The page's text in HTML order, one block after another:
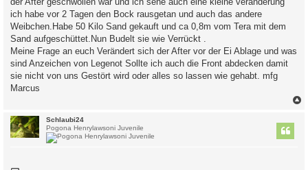
g
ich habe vor 2 Tagen den Bock rausgetan und auch das andere
Weibchen.Habe 50 Kilo Sand gekauft und ca 0,8m vom Tera mit dem
Sand aufgeschüttet.Nun Budelt sie wie Verrückt .
Meine Frage an euch Verändert sich der After vor der Ei Ablage und was
sind Anzeichen von Legenot Sollte ich auch die Front abdecken damit
sie nicht von uns Gestört wird oder alles so lassen wie gehabt. mfg
Marcus
Schlaubi24
Pogona Henrylawsoni Juvenile